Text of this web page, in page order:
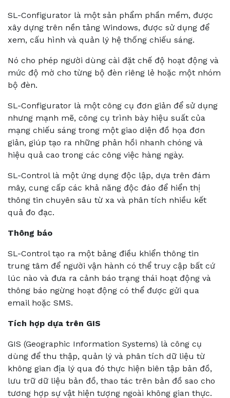
SL-Configurator là một sản phẩm phần mềm, được
xây dựng trên nền tảng Windows, được sử dụng để
xem, cấu hình và quản lý hệ thống chiếu sáng.
Nó cho phép người dùng cài đặt chế độ hoạt động và
mức độ mờ cho từng bộ đèn riêng lẻ hoặc một nhóm
bộ đèn.
SL-Configurator là một công cụ đơn giản để sử dụng
nhưng mạnh mẽ, công cụ trình bày hiệu suất của
mạng chiếu sáng trong một giao diện đồ họa đơn
giản, giúp tạo ra những phản hồi nhanh chóng và
hiệu quả cao trong các công việc hàng ngày.
SL-Control là một ứng dụng độc lập, dựa trên đám
mây, cung cấp các khả năng độc đáo để hiển thị
thông tin chuyên sâu từ xa và phân tích nhiều kết
quả đo đạc.
Thông báo
SL-Control tạo ra một bảng điều khiển thông tin
trung tâm để người vận hành có thể truy cập bất cứ
lúc nào và đưa ra cảnh báo trạng thái hoạt động và
thông báo ngừng hoạt động có thể được gửi qua
email hoặc SMS.
Tích hợp dựa trên GIS
GIS (Geographic Information Systems) là công cụ
dùng để thu thập, quản lý và phân tích dữ liệu từ
không gian địa lý qua đó thực hiện biên tập bản đồ,
lưu trữ dữ liệu bản đồ, thao tác trên bản đồ sao cho
tương hợp sự vật hiện tượng ngoài không gian thực.